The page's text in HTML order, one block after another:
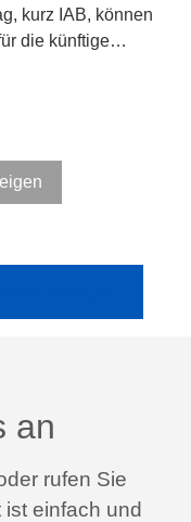
kurz IAB, können
die künftige…
an
rufen Sie
einfach und